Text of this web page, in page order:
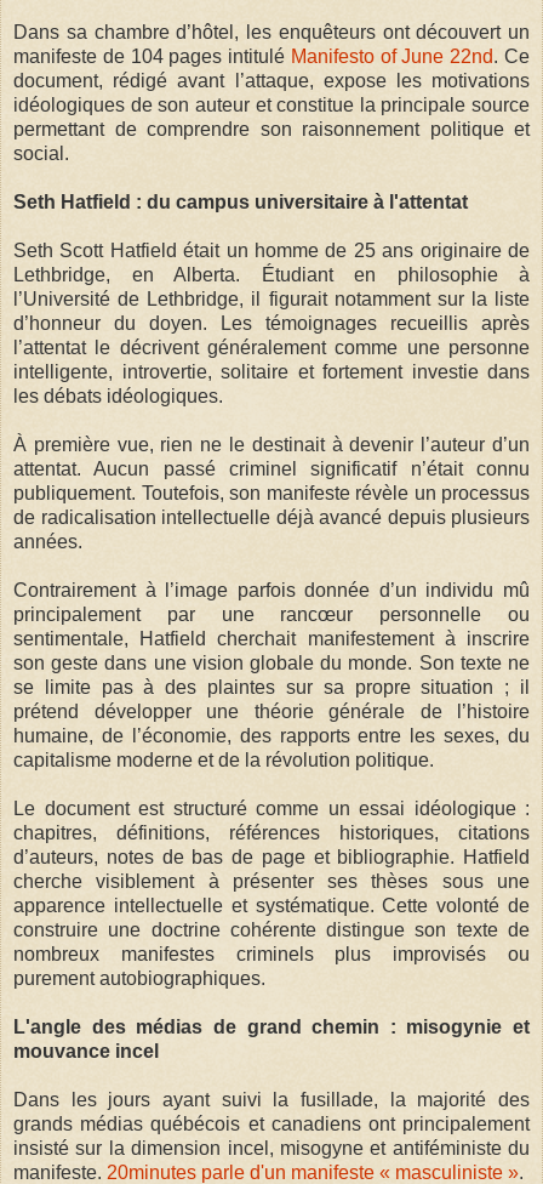
Dans sa chambre d’hôtel, les enquêteurs ont découvert un
manifeste de 104 pages intitulé Manifesto of June 22nd. Ce
document, rédigé avant l’attaque, expose les motivations
idéologiques de son auteur et constitue la principale source
permettant de comprendre son raisonnement politique et
social.
Seth Hatfield : du campus universitaire à l'attentat
Seth Scott Hatfield était un homme de 25 ans originaire de
Lethbridge, en Alberta. Étudiant en philosophie à
l’Université de Lethbridge, il figurait notamment sur la liste
d’honneur du doyen. Les témoignages recueillis après
l’attentat le décrivent généralement comme une personne
intelligente, introvertie, solitaire et fortement investie dans
les débats idéologiques.
À première vue, rien ne le destinait à devenir l’auteur d’un
attentat. Aucun passé criminel significatif n’était connu
publiquement. Toutefois, son manifeste révèle un processus
de radicalisation intellectuelle déjà avancé depuis plusieurs
années.
Contrairement à l’image parfois donnée d’un individu mû
principalement par une rancœur personnelle ou
sentimentale, Hatfield cherchait manifestement à inscrire
son geste dans une vision globale du monde. Son texte ne
se limite pas à des plaintes sur sa propre situation ; il
prétend développer une théorie générale de l’histoire
humaine, de l’économie, des rapports entre les sexes, du
capitalisme moderne et de la révolution politique.
Le document est structuré comme un essai idéologique :
chapitres, définitions, références historiques, citations
d’auteurs, notes de bas de page et bibliographie. Hatfield
cherche visiblement à présenter ses thèses sous une
apparence intellectuelle et systématique. Cette volonté de
construire une doctrine cohérente distingue son texte de
nombreux manifestes criminels plus improvisés ou
purement autobiographiques.
L'angle des médias de grand chemin : misogynie et
mouvance incel
Dans les jours ayant suivi la fusillade, la majorité des
grands médias québécois et canadiens ont principalement
insisté sur la dimension incel, misogyne et antiféministe du
manifeste. 20minutes parle d'un manifeste « masculiniste ».